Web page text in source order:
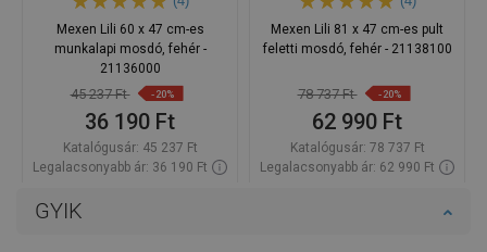
GYIK
Mexen Lili 60 x 47 cm-es
munkalapi mosdó, fehér -
21136000
45 237 Ft -20%
36 190 Ft
Katalógusár: 45 237 Ft
Legalacsonyabb ár: 36 190 Ft
Mexen Lili 81 x 47 cm-es pult
feletti mosdó, fehér - 21138100
78 737 Ft -20%
62 990 Ft
Katalógusár: 78 737 Ft
Legalacsonyabb ár: 62 990 Ft